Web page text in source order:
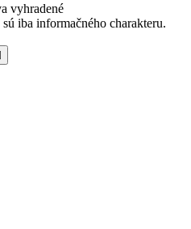
vyhradené
iba informačného charakteru.